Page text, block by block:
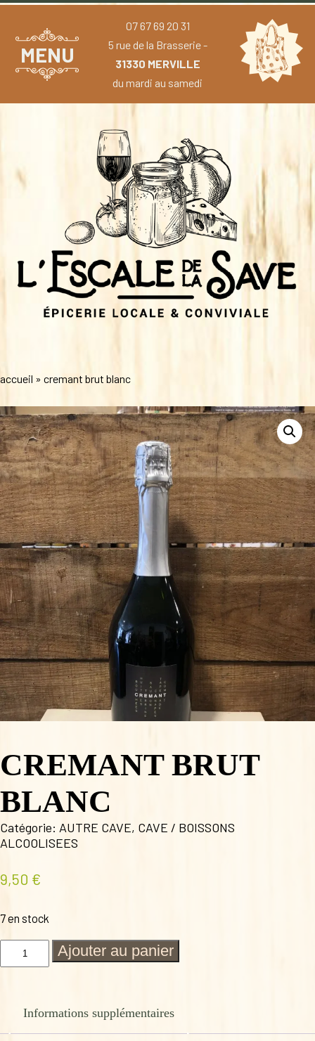
MENU
07 67 69 20 31
5 rue de la Brasserie -
31330 MERVILLE
du mardi au samedi
accueil » cremant brut blanc
CREMANT BRUT
BLANC
Catégorie: AUTRE CAVE, CAVE / BOISSONS
ALCOOLISEES
9,50 €
7 en stock
quantité
BLANC
Ajouter au panier
Informations supplémentaires